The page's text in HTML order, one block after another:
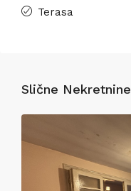
Terasa
Slične Nekretnine